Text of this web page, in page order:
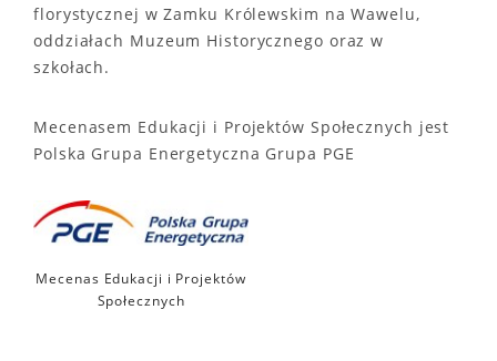
florystycznej w Zamku Królewskim na Wawelu,
oddziałach Muzeum Historycznego oraz w
szkołach.
Mecenasem Edukacji i Projektów Społecznych jest
Polska Grupa Energetyczna Grupa PGE
Mecenas Edukacji i Projektów
Społecznych